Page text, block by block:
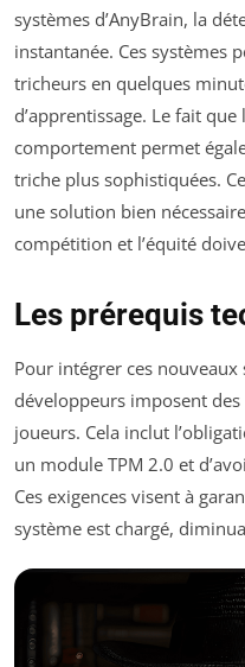
systèmes d’AnyBrain, la
instantanée. Ces systèmes
tricheurs en quelques
d’apprentissage. Le fait
comportement permet
triche plus sophistiquées.
une solution bien
compétition et l’équité
Les prérequis
Pour intégrer ces
développeurs imposent
joueurs. Cela inclut
un module TPM 2.0 et
Ces exigences visent à
système est chargé,